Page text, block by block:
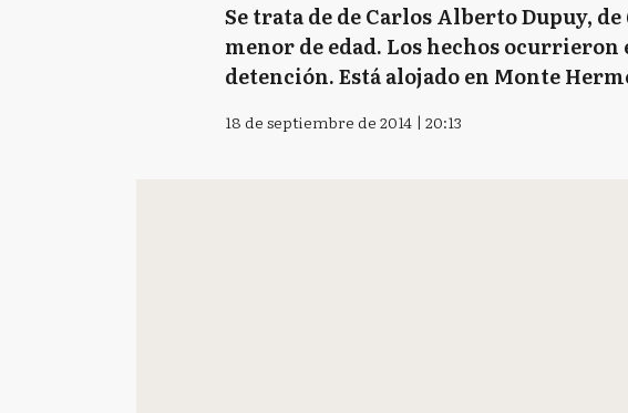
Se trata de de Carlos Alberto Dupuy, de
menor de edad. Los hechos ocurrieron
detención. Está alojado en Monte
18 de septiembre de 2014 | 20:13